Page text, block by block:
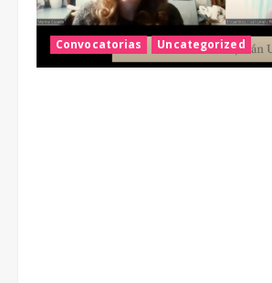
Convocatorias Uncategorized